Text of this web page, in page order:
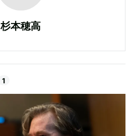
杉本穂高
1